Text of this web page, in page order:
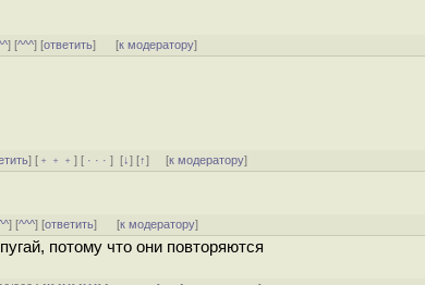
] [^^^] [ответить] [к модератору]
] [ ﹢﹢﹢] [ · · ·][↓] [↑] [к модератору]
] [^^^] [ответить] [к модератору]
потому что они повторяются